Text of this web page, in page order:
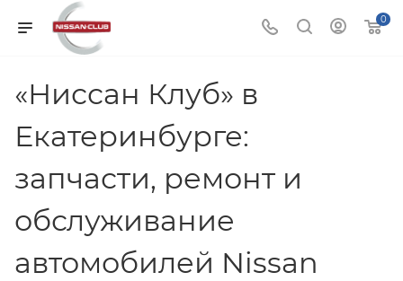
0
«Ниссан Клуб» в
Екатеринбурге:
запчасти, ремонт и
обслуживание
автомобилей Nissan